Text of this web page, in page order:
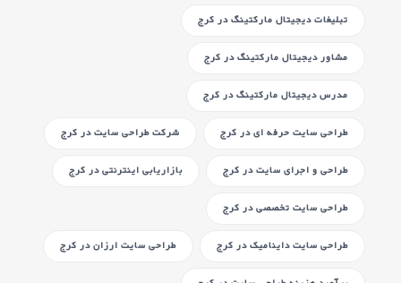
تبلیغات دیجیتال مارکتینگدر کرج
مشاور دیجیتال مارکتینگدر کرج
مدرس دیجیتال مارکتینگدر کرج
طراحی سایت حرفه ایدر کرج شرکت طراحی سایتدر کرج
طراحی و اجرای سایتدر کرج بازاریابی اینترنتیدر کرج
طراحی سایت تخصصیدر کرج
طراحی سایت داینامیکدر کرج طراحی سایت ارزاندر کرج